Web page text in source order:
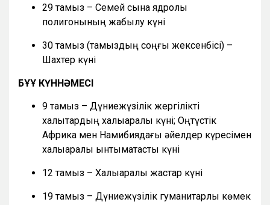
29 тамыз – Семей сынақ ядролық
полигонының жабылу күні
30 тамыз (тамыздың соңғы жексенбісі) –
Шахтер күні
БҰҰ КҮННӘМЕСІ
9 тамыз – Дүниежүзілік жергілікті
халықтардың халықаралық күні; Оңтүстік
Африка мен Намибиядағы әйелдер күресімен
халықаралық ынтымақтастық күні
12 тамыз – Халықаралық жастар күні
19 тамыз – Дүниежүзілік гуманитарлық көмек